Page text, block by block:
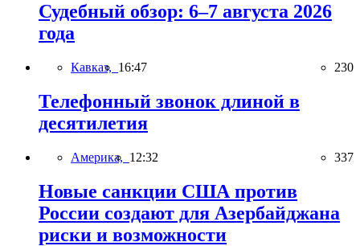
Судебный обзор: 6–7 августа 2026
года
Кавказ, 16:47 230
Телефонный звонок длиной в
десятилетия
Америка, 12:32 337
Новые санкции США против
России создают для Азербайджана
риски и возможности